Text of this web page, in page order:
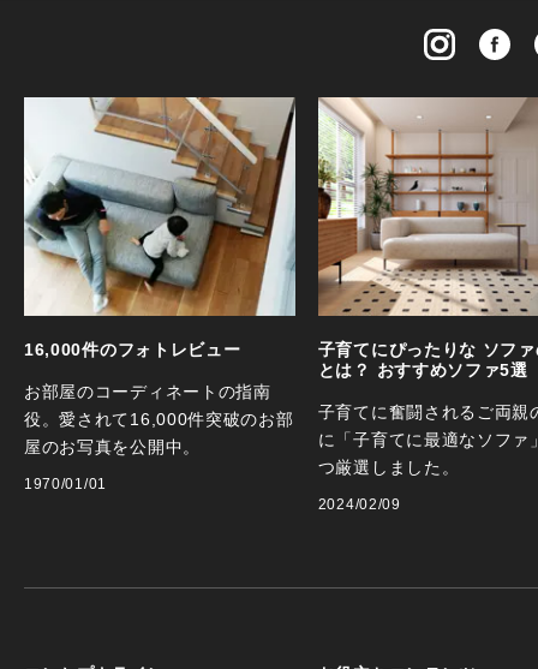
16,000件のフォトレビュー
お部屋のコーディネートの指南
役。愛されて16,000件突破のお部
屋のお写真を公開中。
1970/01/01
子育てにぴったりな ソフ
とは？ おすすめソファ5選
子育てに奮闘されるご両親
に「子育てに最適なソファ
つ厳選しました。
2024/02/09